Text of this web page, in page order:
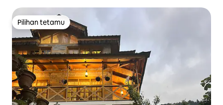
Pilihan tetamu
Pilihan tetamu